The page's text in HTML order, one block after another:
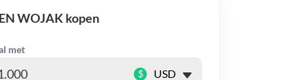
WOJAK kopen
met
$